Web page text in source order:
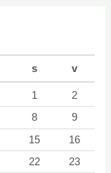
s v
1
2
8
9
15
16
22
23